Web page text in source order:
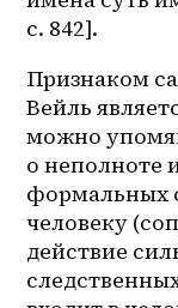
с. 842].
Признаком
Вейль
можно
о неполноте
формальных
человеку
действие